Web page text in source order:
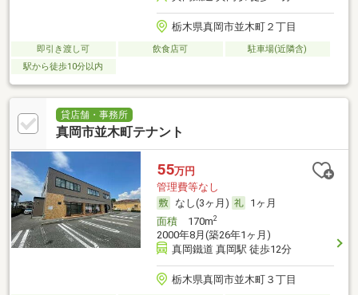
栃木県真岡市並木町２丁目
即引き渡し可 飲食店可
駐車場(近隣含)
駅から徒歩10分以内
貸店舗・事務所
真岡市並木町テナント
55万円
管理費等なし
なし(3ヶ月)
1ヶ月
面積170m2
2000年8月(築26年1ヶ月)
真岡鐵道 真岡駅 徒歩12分
栃木県真岡市並木町３丁目